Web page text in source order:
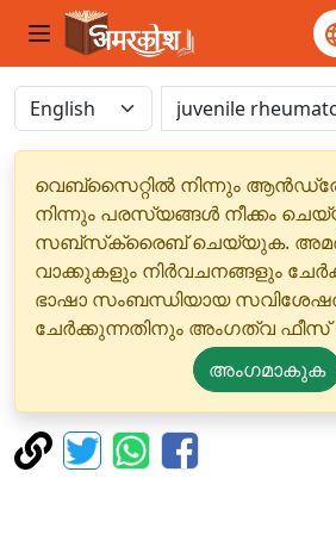
വെബ്‌സൈറ്റിൽ നിന്നും
നിന്നും പരസ്യങ്ങൾ നീക്കം
സബ്‌സ്‌ക്രൈബ് ചെയ്യുക.
വാക്കുകളും നിർവചനങ്ങളും
ഭാഷാ സംബന്ധിയായ
ചേർക്കുന്നതിനും അംഗത്വ
അംഗമാകുക